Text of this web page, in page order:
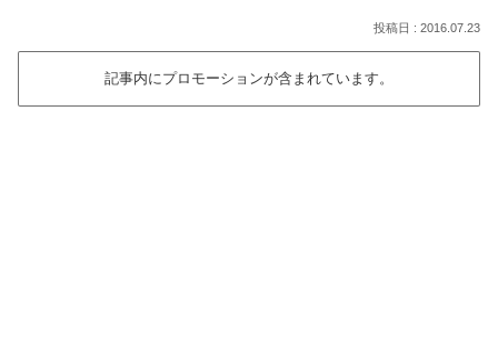
2016.07.23
記事内にプロモーションが含まれています。